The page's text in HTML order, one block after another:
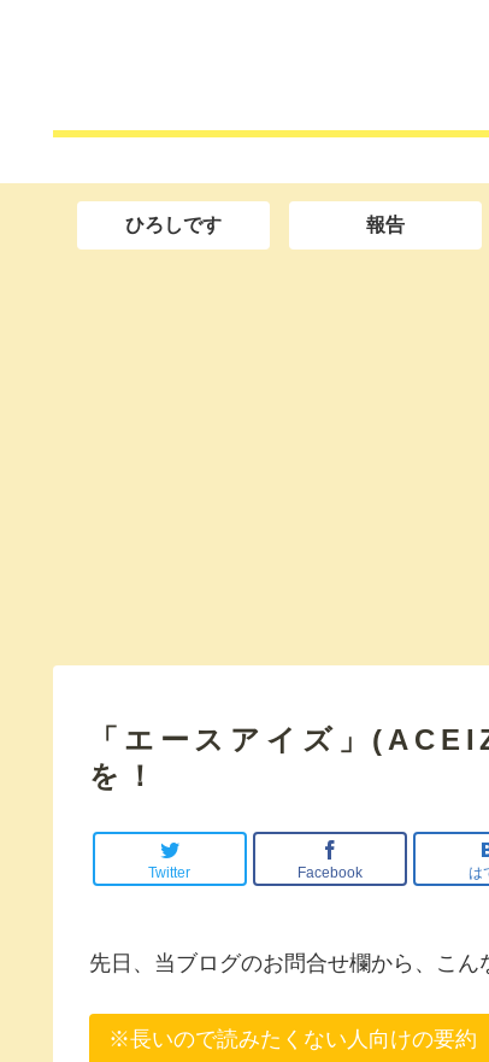
ひろしです 報告
「エースアイズ」
を！
Twitter Facebook は
先日、当ブログのお問合せ欄から、こん
※長いので読みたくない人向けの要約